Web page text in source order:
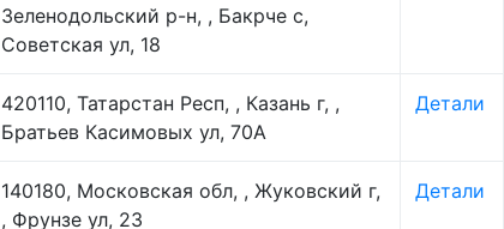
Зеленодольский р-н, , Бакрче с,
Советская ул, 18
420110, Татарстан Респ, , Казань г, ,
Братьев Касимовых ул, 70А
Детали
140180, Московская обл, , Жуковский г,
, Фрунзе ул, 23
Детали